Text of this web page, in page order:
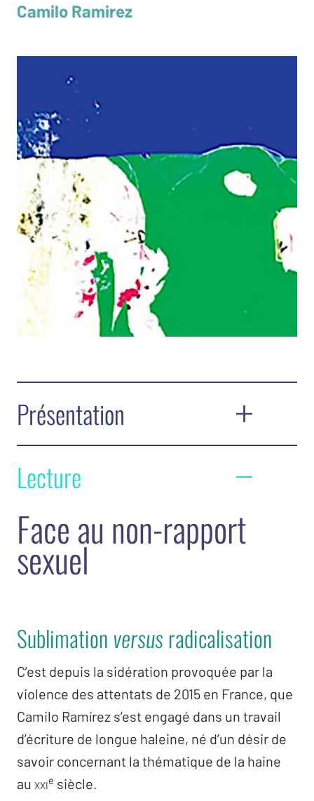
Camilo Ramirez
Présentation
Fascination exercée par le fondamentalisme
religieux, regain des replis nationalistes et
contemporaine fait le lit de nouvelles
manifestations violentes de la haine et de la
pulsion de mort. Suivant leurs logiques
et ségrégatifs. L’une comme l’autre nous
leurrent en faisant miroiter la restauration
d’un monde disparu.
C’est ce que déplie Camilo Ramirez,
psychanalyste, dans cet ouvrage préfacé par
Guy Briole.
Lecture
Face au non-rapport
sexuel
Sublimation versus radicalisation
C’est depuis la sidération provoquée par la
violence des attentats de 2015 en France, que
Camilo Ramírez s’est engagé dans un travail
d’écriture de longue haleine, né d’un désir de
savoir concernant la thématique de la haine
au XXIe siècle.